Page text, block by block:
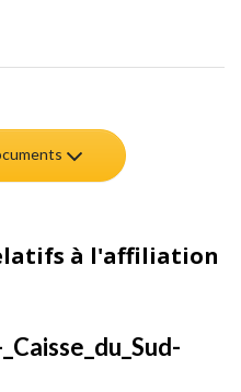
à l'affiliation